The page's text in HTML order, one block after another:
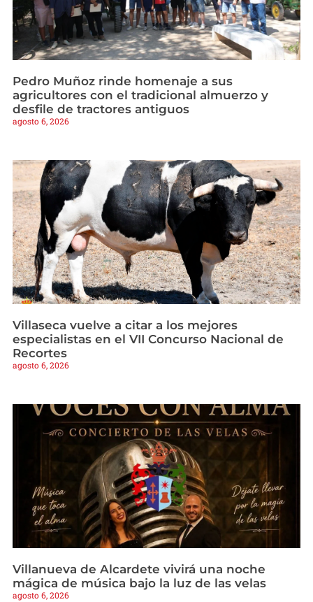
Pedro Muñoz rinde homenaje a sus
agricultores con el tradicional almuerzo y
desfile de tractores antiguos
agosto 6, 2026
Villaseca vuelve a citar a los mejores
especialistas en el VII Concurso Nacional de
Recortes
agosto 6, 2026
Villanueva de Alcardete vivirá una noche
mágica de música bajo la luz de las velas
agosto 6, 2026